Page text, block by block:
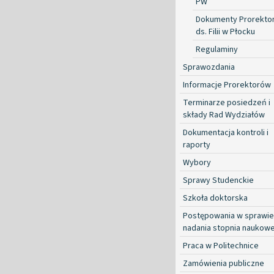
Dokumenty
ds. Filii w Płocku
Regulaminy
Sprawozdania
Informacje Prorektorów
Terminarze posiedzeń i
składy Rad Wydziałów
Dokumentacja kontroli i
raporty
Wybory
Sprawy Studenckie
Szkoła doktorska
Postępowania w sprawie
nadania stopnia
Praca w Politechnice
Zamówienia publiczne